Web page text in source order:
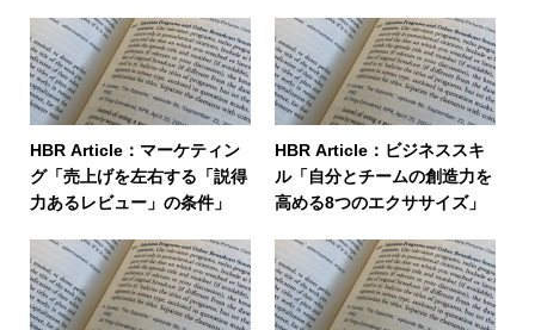
HBR Article：マーケティン
グ「売上げを左右する「説得
力あるレビュー」の条件」
HBR Article：ビジネススキ
ル「自分とチームの創造力を
高める8つのエクササイズ」